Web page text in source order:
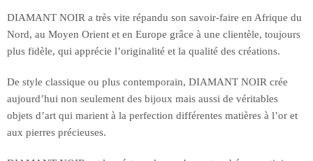
DIAMANT NOIR a très vite répandu son savoir-faire en Afrique du
Nord, au Moyen Orient et en Europe grâce à une clientèle, toujours
plus fidèle, qui apprécie l’originalité et la qualité des créations.
De style classique ou plus contemporain, DIAMANT NOIR crée
aujourd’hui non seulement des bijoux mais aussi de véritables
objets d’art qui marient à la perfection différentes matières à l’or et
aux pierres précieuses.